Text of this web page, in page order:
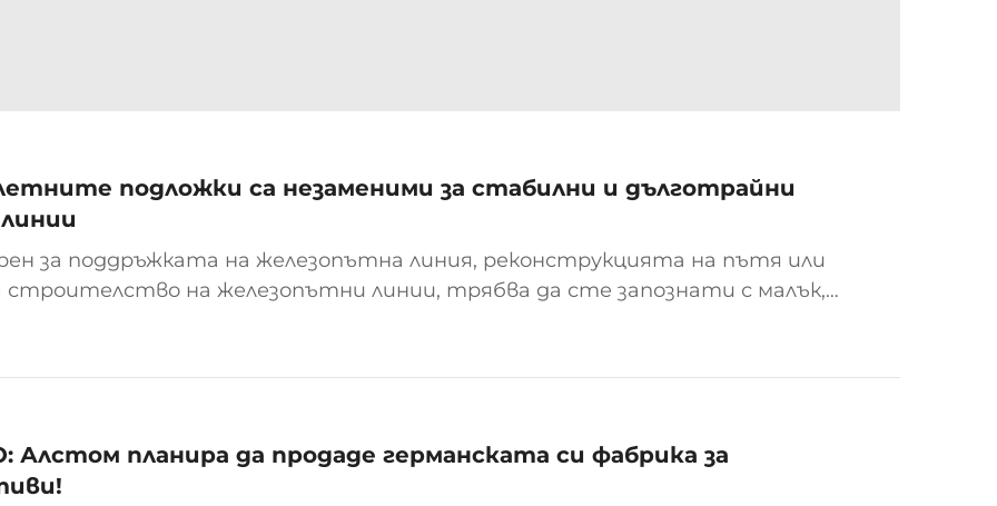
подложки са незаменими за стабилни и дълготрайни
за поддръжката на железопътна линия, реконструкцията на пътя или
строителство на железопътни линии, трябва да сте запознати с малък,
на високопроизводителните не...
планира да продаде германската си фабрика за